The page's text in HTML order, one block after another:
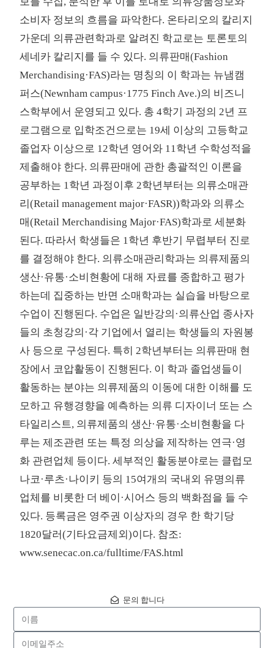
소비자 정보의 흐름을 파악한다. 온타리오의 칼리지
가운데 의류관련학과로 알려진 학교로는 토론토의
세네카 칼리지를 들 수 있다. 의류판매(Fashion
Merchandising·FAS)라는 명칭의 이 학과는 뉴냄캠
퍼스(Newnham campus·1775 Finch Ave.)의 비즈니
스학부에서 운영되고 있다. 총 4학기 과정의 2년 프
로그램으로 입학조건으로는 19세 이상의 고등학교
졸업자 이상으로 12학년 영어와 11학년 수학성적을
제출해야 한다. 의류판매에 관한 총괄적인 이론을
공부하는 1학년 과정이후 2학년부터는 의류소매관
리(Retail management major·FASR))학과와 의류소
매(Retail Merchandising Major·FAS)학과로 세분화
된다. 따라서 학생들은 1학년 후반기 무렵부터 진로
를 결정해야 한다. 의류소매관리학과는 의류제품의
생산·유통·소비현황에 대해 자료를 종합하고 평가
하는데 집중하는 반면 소매학과는 실습을 바탕으로
수업이 진행된다. 수업은 일반강의·의류산업 종사자
들의 초청강의·각 기업에서 열리는 학생들의 자원봉
사 등으로 구성된다. 특히 2학년부터는 의류판매 현
장에서 코압활동이 진행된다. 이 학과 졸업생들이
활동하는 분야는 의류제품의 이동에 대한 이해를 도
모하고 유행경향을 예측하는 의류 디자이너 또는 스
타일리스트, 의류제품의 생산·유통·소비현황을 다
루는 제조관련 또는 특정 의상을 제작하는 연극·영
화 관련업체 등이다. 세부적인 활동분야로는 클럽모
나코·루츠·나이키 등의 15여개의 국내외 유명의류
업체를 비롯한 더 베이·시어스 등의 백화점을 들 수
있다. 등록금은 영주권 이상자의 경우 한 학기당
1820달러(기타요금제외)이다. 참조:
www.senecac.on.ca/fulltime/FAS.html
문의 합니다